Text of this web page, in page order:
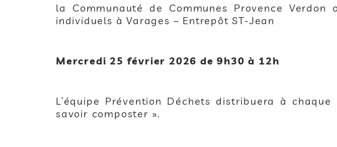
la Communauté de Communes Provence
individuels à Varages – Entrepôt ST-Jean
Mercredi 25 février 2026 de 9h30 à 12h
L’équipe Prévention Déchets distribuera à
savoir composter ».